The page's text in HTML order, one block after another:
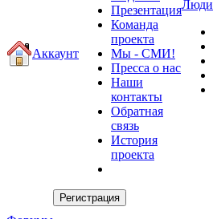
Аккаунт
Презентация
Команда
проекта
Мы - СМИ!
Пресса о нас
Наши
контакты
Обратная
связь
История
проекта
Люди